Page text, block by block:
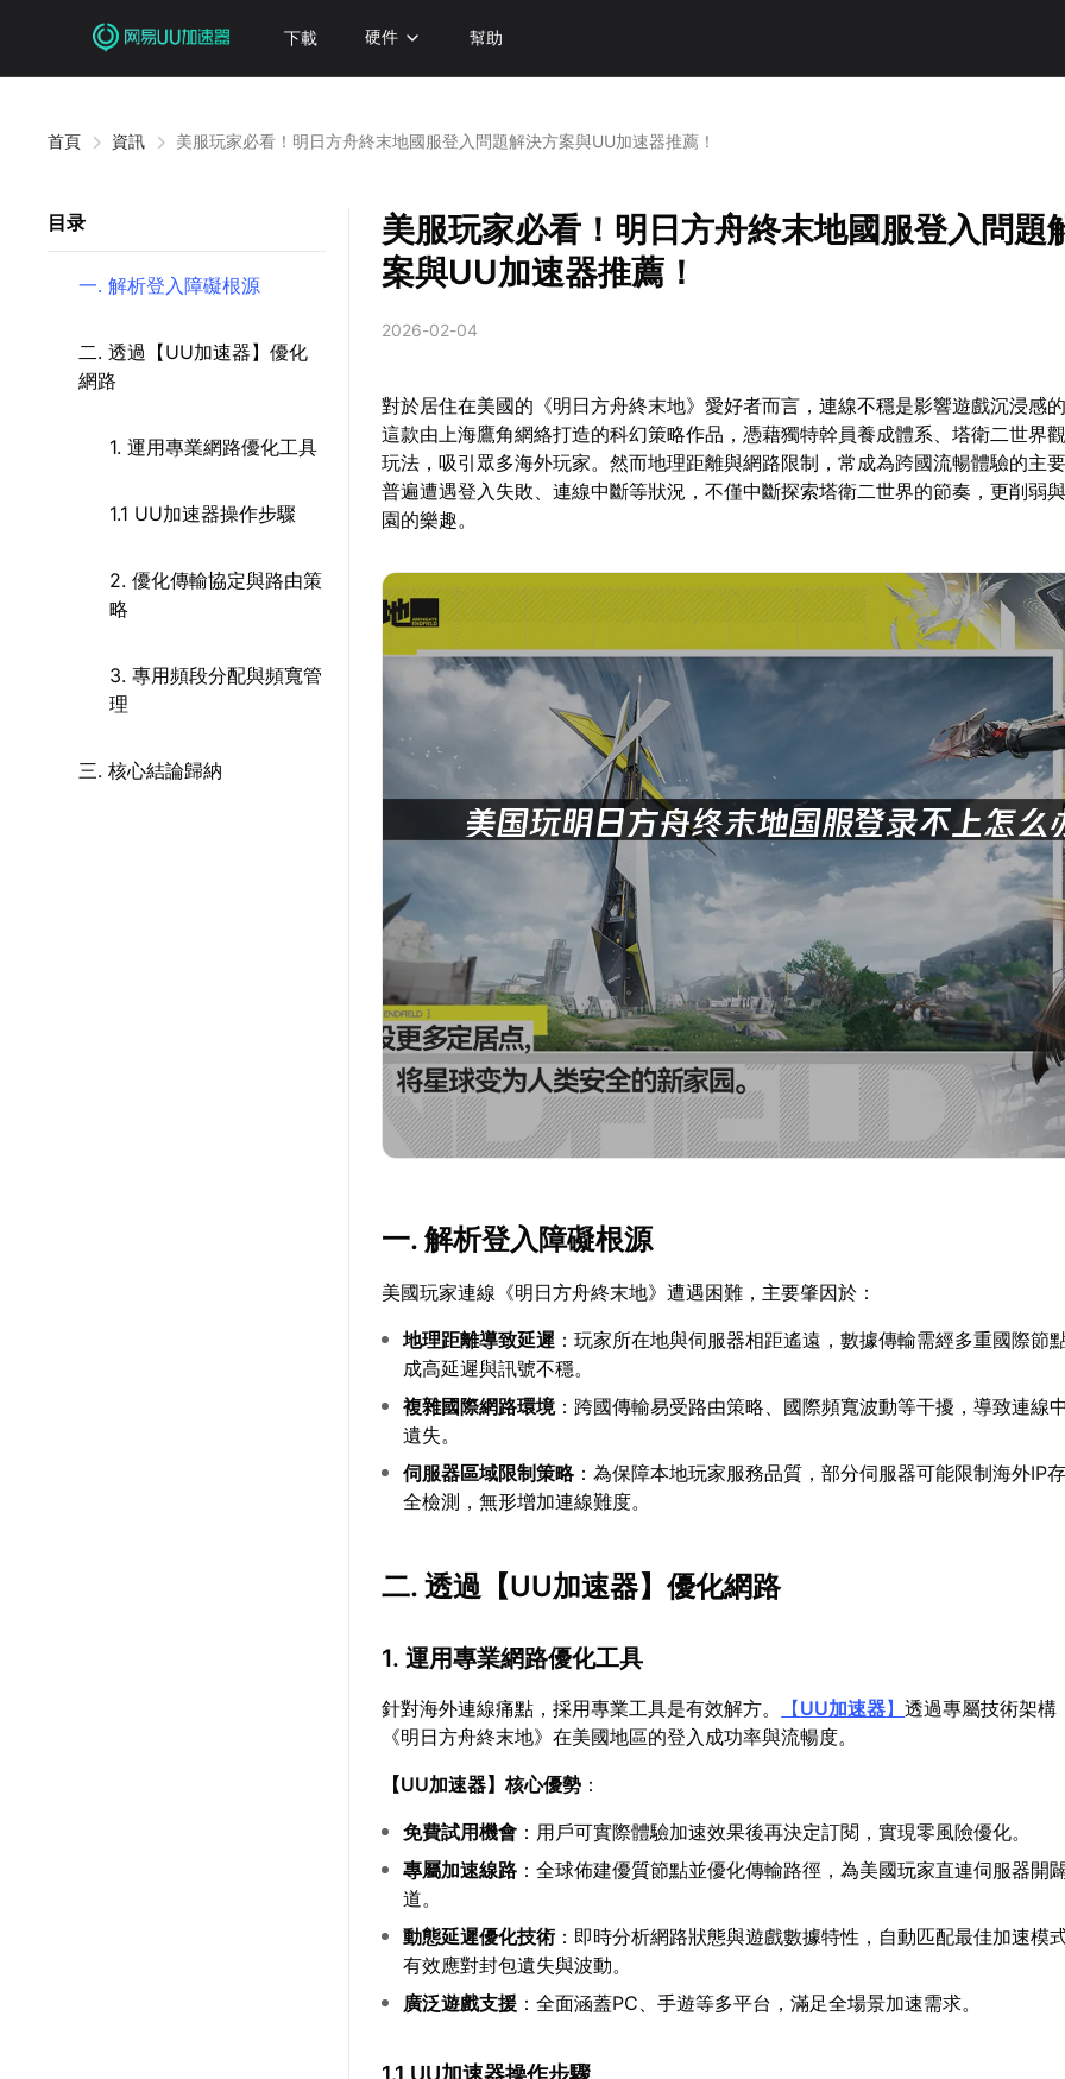
下載 硬件 幫助
首頁 資訊 美服玩家必看！明日方舟終末地國服登入問題解決方案與UU加速器推薦！
目录
一. 解析登入障礙根源
二. 透過【UU加速器】優化
網路
1. 運用專業網路優化工具
1.1 UU加速器操作步驟
2. 優化傳輸協定與路由策
略
3. 專用頻段分配與頻寬管
理
三. 核心結論歸納
美服玩家必看！明日方舟終末地國服登入問題
案與UU加速器推薦！
2026-02-04
對於居住在美國的《明日方舟終末地》愛好者而言，連線不穩是影響遊戲沉浸感
這款由上海鷹角網絡打造的科幻策略作品，憑藉獨特幹員養成體系、塔衛二世界
玩法，吸引眾多海外玩家。然而地理距離與網路限制，常成為跨國流暢體驗的主
普遍遭遇登入失敗、連線中斷等狀況，不僅中斷探索塔衛二世界的節奏，更削弱
園的樂趣。
一. 解析登入障礙根源
美國玩家連線《明日方舟終末地》遭遇困難，主要肇因於：
地理距離導致延遲 ：玩家所在地與伺服器相距遙遠，數據傳輸需經多重國際節
成高延遲與訊號不穩。
複雜國際網路環境：跨國傳輸易受路由策略、國際頻寬波動等干擾，導致連線
遺失。
伺服器區域限制策略：為保障本地玩家服務品質，部分伺服器可能限制海外IP
全檢測，無形增加連線難度。
二. 透過【UU加速器】優化網路
1. 運用專業網路優化工具
針對海外連線痛點，採用專業工具是有效解方。 【UU加速器】透過專屬技術架構
《明日方舟終末地》在美國地區的登入成功率與流暢度。
【UU加速器】核心優勢 ：
免費試用機會 ：用戶可實際體驗加速效果後再決定訂閱，實現零風險優化。
專屬加速線路 ：全球佈建優質節點並優化傳輸路徑，為美國玩家直連伺服器開
道。
動態延遲優化技術：即時分析網路狀態與遊戲數據特性，自動匹配最佳加速模
有效應對封包遺失與波動。
廣泛遊戲支援 ：全面涵蓋PC、手遊等多平台，滿足全場景加速需求。
1.1 UU加速器操作步驟